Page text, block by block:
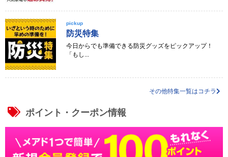
pickup
防災特集
今日からでも準備できる防災グッズをピックアップ！
「もし...
その他特集一覧はコチラ
ポイント・クーポン情報